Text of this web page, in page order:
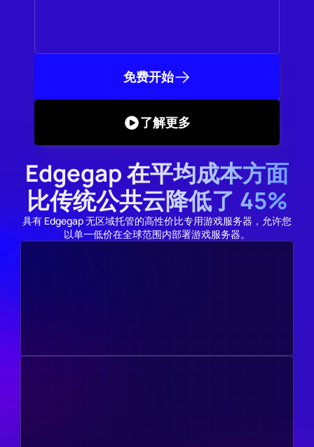
免费开始
了解更多
Edgegap 在平均成本方面
比传统公共云降低了 45%
具有 Edgegap 无区域托管的高性价比专用游戏服务器，允许您
以单一低价在全球范围内部署游戏服务器。